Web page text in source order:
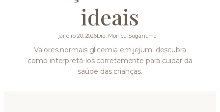
ideais
janeiro 20, 2026Dra. Monica Suganuma
Valores normais glicemia em jejum: descubra
como interpretá-los corretamente para cuidar da
saúde das crianças.